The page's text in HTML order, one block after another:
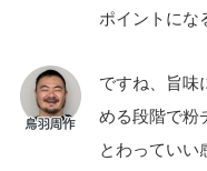
ポイントにな
ですね、旨味
める段階で粉
とわっていい